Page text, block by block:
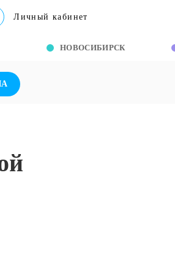
Личный кабинет
НОВОСИБИРСК